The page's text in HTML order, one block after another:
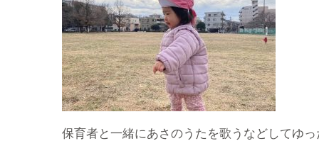
保育者と一緒にあさのうたを歌うなどしてゆ